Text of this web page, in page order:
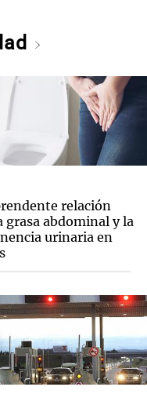
relación
grasa abdominal y la
urinaria en